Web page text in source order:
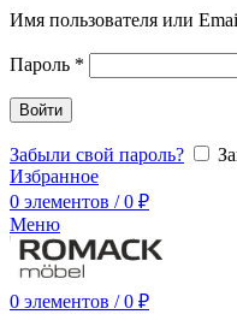
Имя пользователя или
Пароль *
Войти
Забыли свой пароль?
Избранное
0 элементов / 0 ₽
Меню
0 элементов / 0 ₽